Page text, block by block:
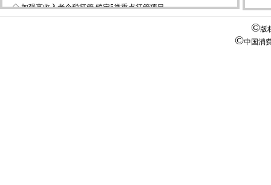
◇加强高收入者个税征管 锁定5类重点征管项目
©版
©中国消